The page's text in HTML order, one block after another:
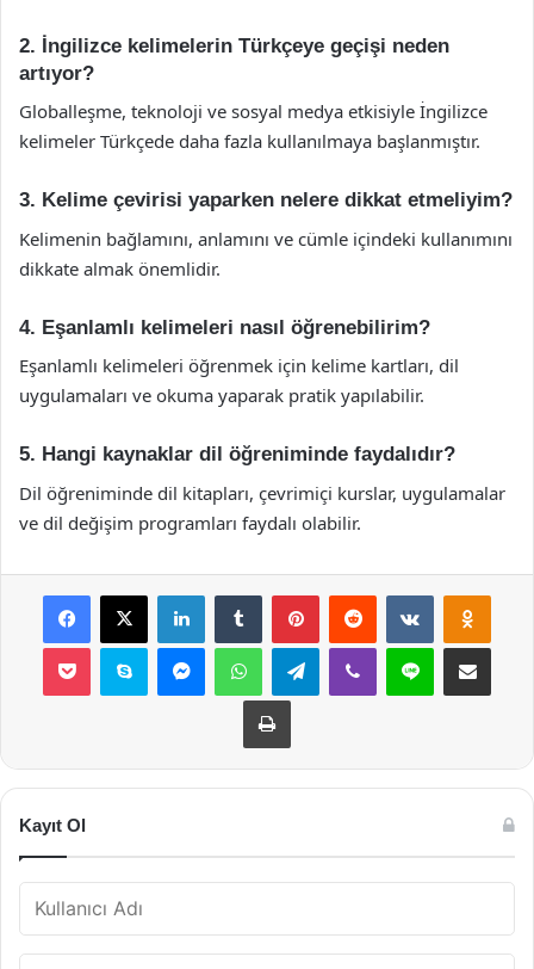
2. İngilizce kelimelerin Türkçeye geçişi neden
artıyor?
Globalleşme, teknoloji ve sosyal medya etkisiyle İngilizce
kelimeler Türkçede daha fazla kullanılmaya başlanmıştır.
3. Kelime çevirisi yaparken nelere dikkat etmeliyim?
Kelimenin bağlamını, anlamını ve cümle içindeki kullanımını
dikkate almak önemlidir.
4. Eşanlamlı kelimeleri nasıl öğrenebilirim?
Eşanlamlı kelimeleri öğrenmek için kelime kartları, dil
uygulamaları ve okuma yaparak pratik yapılabilir.
5. Hangi kaynaklar dil öğreniminde faydalıdır?
Dil öğreniminde dil kitapları, çevrimiçi kurslar, uygulamalar
ve dil değişim programları faydalı olabilir.
Facebook
X LinkedInTumblr PinterestReddit VKontakte
Pocket Skype MessengerWhatsAppTelegramViber Line E-Posta ile
Yazdır
Kayıt Ol